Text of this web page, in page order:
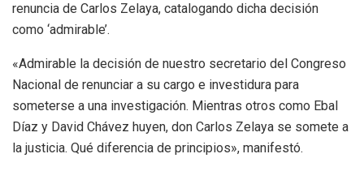
renuncia de Carlos Zelaya, catalogando dicha decisión
como ‘admirable’.
«Admirable la decisión de nuestro secretario del Congreso
Nacional de renunciar a su cargo e investidura para
someterse a una investigación. Mientras otros como Ebal
Díaz y David Chávez huyen, don Carlos Zelaya se somete a
la justicia. Qué diferencia de principios», manifestó.